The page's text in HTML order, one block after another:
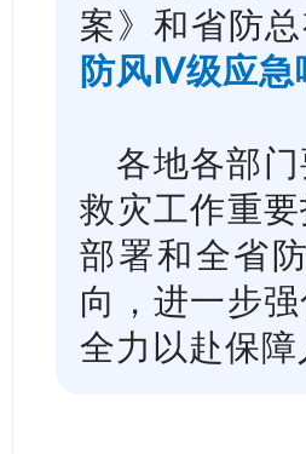
案》和省防总
防风Ⅳ级应急
各地各部
救灾工作重
部署和全省
向，进一步
全力以赴保